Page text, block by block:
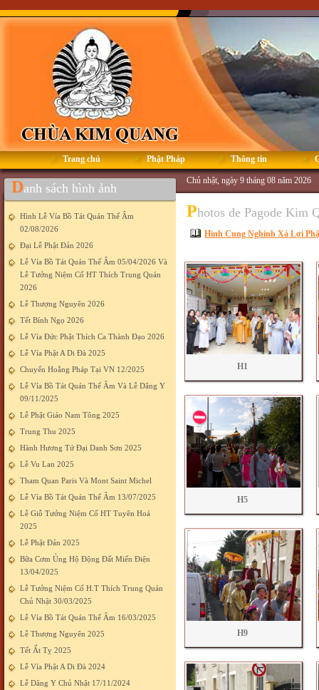
Trang chủ Phật Pháp Thông tin
Danh sách hình ảnh
Hình Lễ Vía Bồ Tát Quán Thế Âm
02/08/2026
Đại Lễ Phật Đản 2026
Lễ Vía Bồ Tát Quán Thế Âm 05/04/2026 Và
Lễ Tưởng Niệm Cố HT Thích Trung Quán
2026
Lễ Thượng Nguyên 2026
Tết Bính Ngọ 2026
Lễ Vía Đức Phật Thích Ca Thành Đạo 2026
Lễ Vía Phật A Di Đà 2025
Chuyến Hoằng Pháp Tại VN 12/2025
Lễ Vía Bồ Tát Quán Thế Âm Và Lễ Dâng Y
09/11/2025
Lễ Phật Giáo Nam Tông 2025
Trung Thu 2025
Hành Hương Tứ Đại Danh Sơn 2025
Lễ Vu Lan 2025
Tham Quan Paris Và Mont Saint Michel
Lễ Vía Bồ Tát Quán Thế Âm 13/07/2025
Lễ Giỗ Tưởng Niệm Cố HT Tuyên Hoá
2025
Lễ Phật Đản 2025
Bữa Cơm Ủng Hộ Động Đất Miến Điện
13/04/2025
Lễ Tưởng Niệm Cố H.T Thích Trung Quán
Chủ Nhật 30/03/2025
Lễ Vía Bồ Tát Quán Thế Âm 16/03/2025
Lễ Thượng Nguyên 2025
Tết Ất Tỵ 2025
Lễ Vía Phật A Di Đà 2024
Lễ Dâng Y Chủ Nhật 17/11/2024
Chủ nhật, ngày 9 tháng 08 năm 2026
Photos de Pagode Kim
Hình Cung Nghinh Xá Lợi
H1
H5
H9